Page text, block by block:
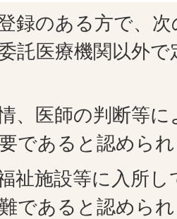
録のある方で、
託医療機関以外
、医師の判断等
であると認めら
祉施設等に入所
であると認めら